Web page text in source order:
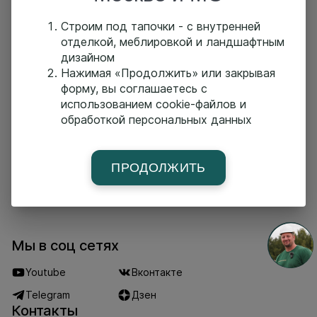
▪ Клееный брус 240х275
▪ Терраса 17,59 м²
▪ Гостиная 33,32 м²
▪ 3 Спальни
О компании Новости
Команда
Поселки-партнеры
Партнеры Контакты
Мы в соц сетях
Youtube
Вконтакте
Telegram
Дзен
Контакты
Строим под тапочки - с внутренней
отделкой, меблировкой и ландшафтным
дизайном
Нажимая «Продолжить» или закрывая
форму, вы соглашаетесь с
использованием cookie-файлов и
обработкой персональных данных
ПРОДОЛЖИТЬ